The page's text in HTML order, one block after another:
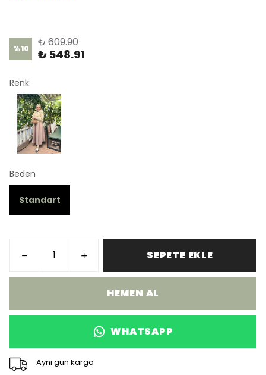
%10 ₺ 609.90
₺ 548.91
Renk
Beden
Standart
SEPETE EKLE
HEMEN AL
WHATSAPP
Aynı gün kargo